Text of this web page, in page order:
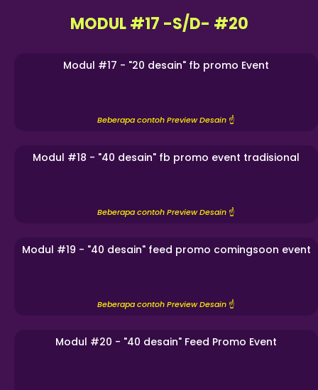
MODUL #17 -S/D- #20
Modul #17 - "20 desain" fb promo Event
Beberapa contoh Preview Desain ☝️
Modul #18 - "40 desain" fb promo event tradisional
Beberapa contoh Preview Desain ☝️
Modul #19 - "40 desain" feed promo comingsoon event
Beberapa contoh Preview Desain ☝️
Modul #20 - "40 desain" Feed Promo Event